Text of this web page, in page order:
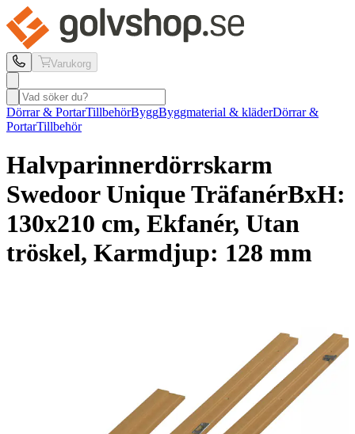
Varukorg
Dörrar & PortarTillbehörByggByggmaterial & kläderDörrar &
PortarTillbehör
Halvparinnerdörrskarm
SwedoorUnique TräfanérBxH:
130x210 cm, Ekfanér, Utan
tröskel, Karmdjup: 128 mm